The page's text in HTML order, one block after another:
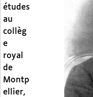
études
au
collèg
e
royal
de
Montp
ellier,